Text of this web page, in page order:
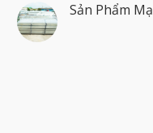
Sản Phẩm Mạ